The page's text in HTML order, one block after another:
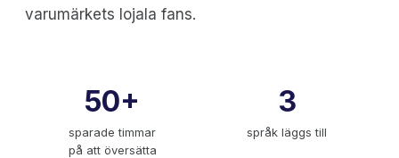
varumärkets lojala fans.
50+
sparade timmar
på att översätta
3
språk läggs till